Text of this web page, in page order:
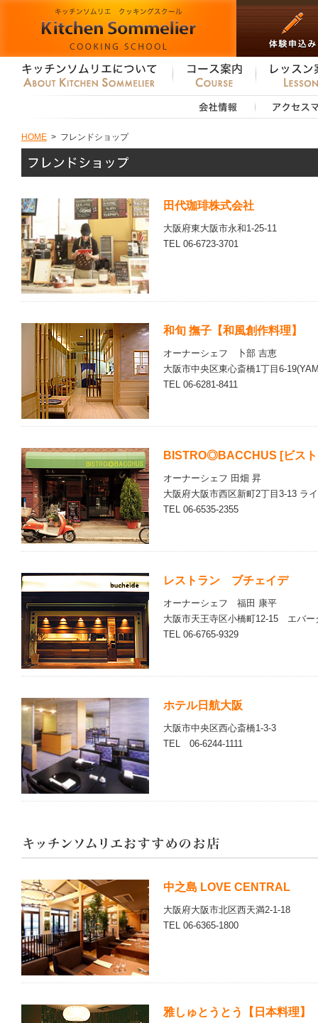
HOME > フレンドショップ
田代珈琲株式会社
大阪府東大阪市永和1-25-11
TEL 06-6723-3701
和旬 撫子【和風創作料理】
オーナーシェフ 卜部 吉恵
大阪市中央区東心斎橋1丁目6-
TEL 06-6281-8411
BISTRO◎BACCHUS [ビス
オーナーシェフ 田畑 昇
大阪府大阪市西区新町2丁目3-13 ラ
TEL 06-6535-2355
レストラン ブチェイデ
オーナーシェフ 福田 康平
大阪市天王寺区小橋町12-15 エバー
TEL 06-6765-9329
ホテル日航大阪
大阪市中央区西心斎橋1-3-3
TEL 06-6244-1111
中之島 LOVE CENTRAL
大阪府大阪市北区西天満2-1-18
TEL 06-6365-1800
雅しゅとうとう【日本料理】